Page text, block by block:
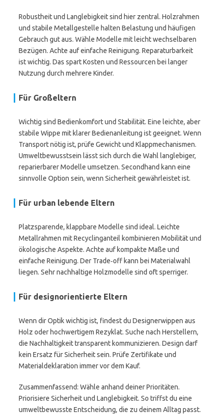
Robustheit und Langlebigkeit sind hier zentral. Holzrahmen
und stabile Metallgestelle halten Belastung und häufigen
Gebrauch gut aus. Wähle Modelle mit leicht wechselbaren
Bezügen. Achte auf einfache Reinigung. Reparaturbarkeit
ist wichtig. Das spart Kosten und Ressourcen bei langer
Nutzung durch mehrere Kinder.
Für Großeltern
Wichtig sind Bedienkomfort und Stabilität. Eine leichte, aber
stabile Wippe mit klarer Bedienanleitung ist geeignet. Wenn
Transport nötig ist, prüfe Gewicht und Klappmechanismen.
Umweltbewusstsein lässt sich durch die Wahl langlebiger,
reparierbarer Modelle umsetzen. Secondhand kann eine
sinnvolle Option sein, wenn Sicherheit gewährleistet ist.
Für urban lebende Eltern
Platzsparende, klappbare Modelle sind ideal. Leichte
Metallrahmen mit Recyclinganteil kombinieren Mobilität und
ökologische Aspekte. Achte auf kompakte Maße und
einfache Reinigung. Der Trade‑off kann bei Materialwahl
liegen. Sehr nachhaltige Holzmodelle sind oft sperriger.
Für designorientierte Eltern
Wenn dir Optik wichtig ist, findest du Designerwippen aus
Holz oder hochwertigem Rezyklat. Suche nach Herstellern,
die Nachhaltigkeit transparent kommunizieren. Design darf
kein Ersatz für Sicherheit sein. Prüfe Zertifikate und
Materialdeklaration immer vor dem Kauf.
Zusammenfassend: Wähle anhand deiner Prioritäten.
Priorisiere Sicherheit und Langlebigkeit. So triffst du eine
umweltbewusste Entscheidung, die zu deinem Alltag passt.